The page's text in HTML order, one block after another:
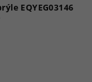
EQYEG03146